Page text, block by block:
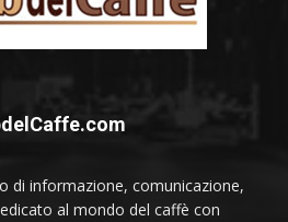
di informazione, comunicazione,
al mondo del caffè con